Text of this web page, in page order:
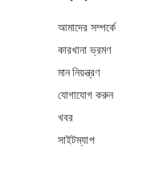
আমাদের সম্পর্কে
কারখানা ভ্রমণ
মান নিয়ন্ত্রণ
যোগাযোগ করুন
খবর
সাইটম্যাপ